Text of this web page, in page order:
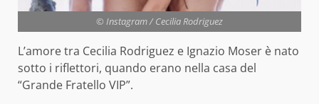
© Instagram / Cecilia Rodriguez
L’amore tra Cecilia Rodriguez e Ignazio Moser è nato
sotto i riflettori, quando erano nella casa del
“Grande Fratello VIP”.